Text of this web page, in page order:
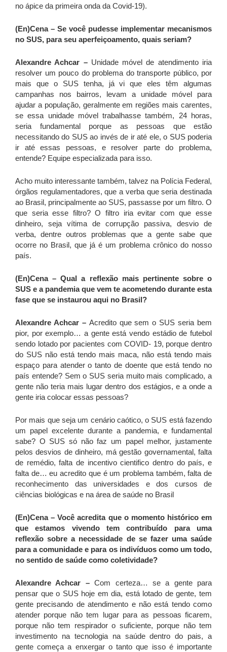
no ápice da primeira onda da Covid-19).
(En)Cena – Se você pudesse implementar mecanismos
no SUS, para seu aperfeiçoamento, quais seriam?
Alexandre Achcar –Unidade móvel de atendimento iria
resolver um pouco do problema do transporte público, por
mais que o SUS tenha, já vi que eles têm algumas
campanhas nos bairros, levam a unidade móvel para
ajudar a população, geralmente em regiões mais carentes,
se essa unidade móvel trabalhasse também, 24 horas,
seria fundamental porque as pessoas que estão
necessitando do SUS ao invés de ir até ele, o SUS poderia
ir até essas pessoas, e resolver parte do problema,
entende? Equipe especializada para isso.
Acho muito interessante também, talvez na Polícia Federal,
órgãos regulamentadores, que a verba que seria destinada
ao Brasil, principalmente ao SUS, passasse por um filtro. O
que seria esse filtro? O filtro iria evitar com que esse
dinheiro, seja vítima de corrupção passiva, desvio de
verba, dentre outros problemas que a gente sabe que
ocorre no Brasil, que já é um problema crônico do nosso
país.
(En)Cena – Qual a reflexão mais pertinente sobre o
SUS e a pandemia que vem te acometendo durante esta
fase que se instaurou aqui no Brasil?
Alexandre Achcar –Acredito que sem o SUS seria bem
pior, por exemplo… a gente está vendo estádio de futebol
sendo lotado por pacientes com COVID- 19, porque dentro
do SUS não está tendo mais maca, não está tendo mais
espaço para atender o tanto de doente que está tendo no
país entende? Sem o SUS seria muito mais complicado, a
gente não teria mais lugar dentro dos estágios, e a onde a
gente iria colocar essas pessoas?
Por mais que seja um cenário caótico, o SUS está fazendo
um papel excelente durante a pandemia, e fundamental
sabe? O SUS só não faz um papel melhor, justamente
pelos desvios de dinheiro, má gestão governamental, falta
de remédio, falta de incentivo cientifico dentro do país, e
falta de… eu acredito que é um problema também, falta de
reconhecimento das universidades e dos cursos de
ciências biológicas e na área de saúde no Brasil
(En)Cena – Você acredita que o momento histórico em
que estamos vivendo tem contribuído para uma
reflexão sobre a necessidade de se fazer uma saúde
para a comunidade e para os indivíduos como um todo,
no sentido de saúde como coletividade?
Alexandre Achcar –Com certeza… se a gente para
pensar que o SUS hoje em dia, está lotado de gente, tem
gente precisando de atendimento e não está tendo como
atender porque não tem lugar para as pessoas ficarem,
porque não tem respirador o suficiente, porque não tem
investimento na tecnologia na saúde dentro do pais, a
gente começa a enxergar o tanto que isso é importante